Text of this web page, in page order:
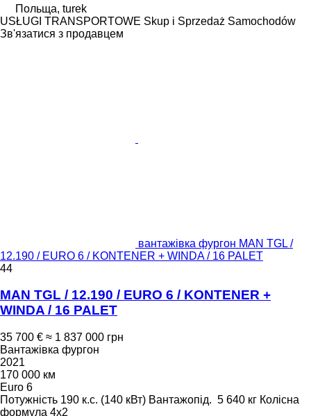
Польща, turek
USŁUGI TRANSPORTOWE Skup i Sprzedaż Samochodów
Зв'язатися з продавцем
вантажівка фургон MAN TGL /
12.190 / EURO 6 / KONTENER + WINDA / 16 PALET
44
MAN TGL / 12.190 / EURO 6 / KONTENER +
WINDA / 16 PALET
35 700 € ≈ 1 837 000 грн
Вантажівка фургон
2021
170 000 км
Euro 6
Потужність 190 к.с. (140 кВт) Вантажопід. 5 640 кг Колісна
формула 4x2